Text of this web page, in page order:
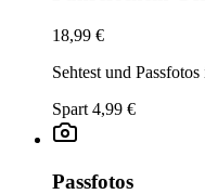
18,99 €
Sehtest und
Spart 4,99 €
Passfotos